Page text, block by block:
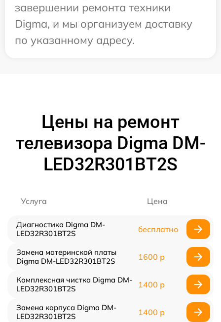
завершении ремонта техники
Digma, и мы организуем доставку
по указанному адресу.
Цены на ремонт
телевизора Digma DM-
LED32R301BT2S
Услуга Цена
Диагностика Digma DM-
LED32R301BT2S
бесплатно
Замена материнской платы
Digma DM-LED32R301BT2S
1600 р
Комплексная чистка Digma DM-
LED32R301BT2S
1400 р
Замена корпуса Digma DM-
LED32R301BT2S
1400 р